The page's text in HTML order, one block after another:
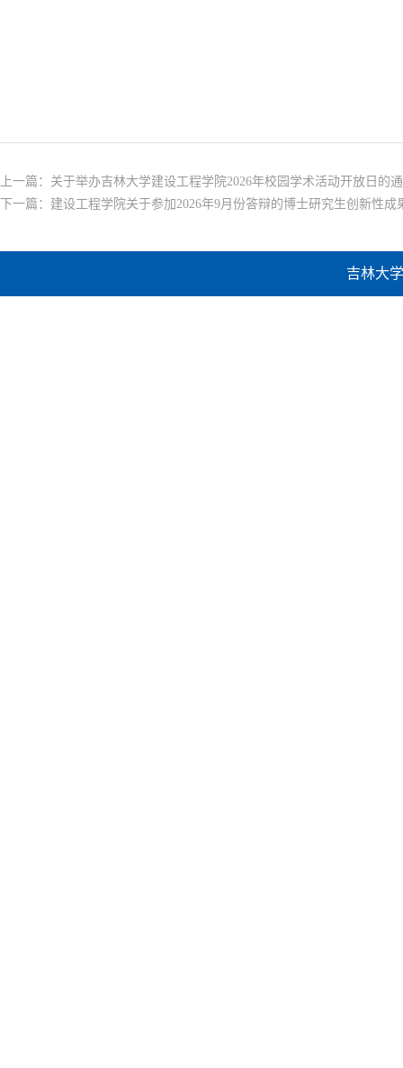
上一篇： 关于举办吉林大学建设工程学院2026年校园学术活动开放日的
下一篇： 建设工程学院关于参加2026年9月份答辩的博士研究生创新性成
吉林大